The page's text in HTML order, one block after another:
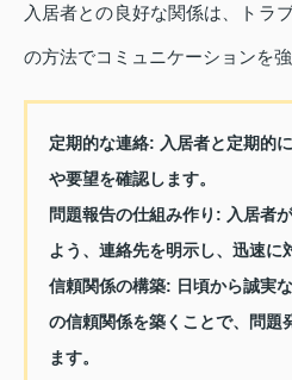
入居者との良好な関係は、トラ
の方法でコミュニケーションを強
定期的な連絡: 入居者と定期的
や要望を確認します。
問題報告の仕組み作り : 入居者
よう、連絡先を明示し、迅速に
信頼関係の構築: 日頃から誠実
の信頼関係を築くことで、問題
ます。